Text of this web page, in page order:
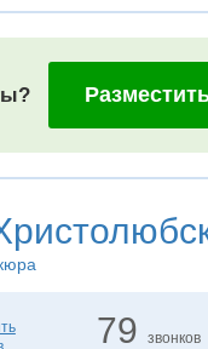
79 звонков